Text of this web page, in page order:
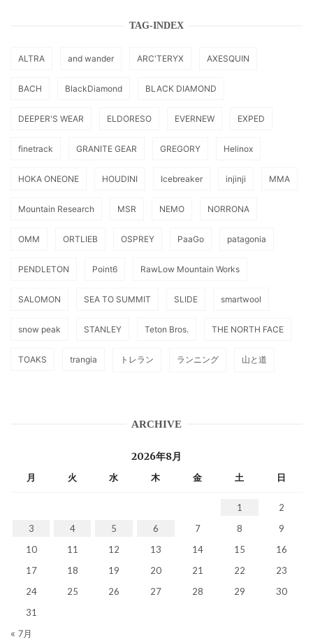
TAG-INDEX
ALTRA and wander ARC'TERYX AXESQUIN
BACH BlackDiamond BLACK DIAMOND
DEEPER'S WEAR ELDORESO EVERNEW EXPED
finetrack GRANITE GEAR GREGORY Helinox
HOKA ONEONE HOUDINI Icebreaker injinji MMA
Mountain Research MSR NEMO NORRONA
OMM ORTLIEB OSPREY PaaGo patagonia
PENDLETON Point6 RawLow Mountain Works
SALOMON SEA TO SUMMIT SLIDE smartwool
snow peak STANLEY Teton Bros. THE NORTH FACE
TOAKS trangia トレラン ランニング 山と道
ARCHIVE
2026年8月
月 火 水 木 金 土 日
1
2
3
4 5 6 7 8
9
10
11 12 13 14 15
16
17
18 19 20 21 22
23
24
25 26 27 28 29
30
31
« 7月